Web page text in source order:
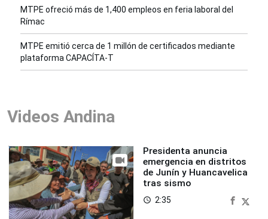
MTPE ofreció más de 1,400 empleos en feria laboral del
Rímac
MTPE emitió cerca de 1 millón de certificados mediante
plataforma CAPACÍTA-T
Videos Andina
Presidenta anuncia
emergencia en distritos
de Junín y Huancavelica
tras sismo
access_time 2:35